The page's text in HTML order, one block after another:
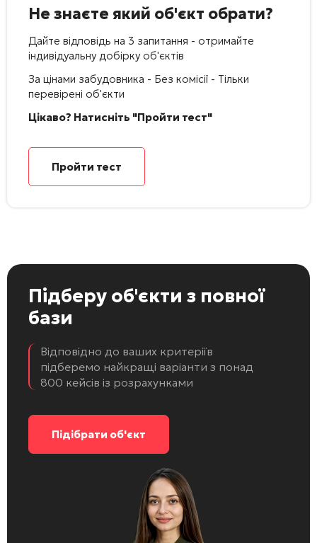
Не знаєте який об'єкт обрати?
Дайте відповідь на 3 запитання - отримайте
індивідуальну добірку об'єктів
За цінами забудовника - Без комісії - Тільки
перевірені об'єкти
Цікаво? Натисніть "Пройти тест"
Пройти тест
Підберу об'єкти з повної
бази
Відповідно до ваших критеріїв
підберемо найкращі варіанти з понад
800 кейсів із розрахунками
Підібрати об'єкт